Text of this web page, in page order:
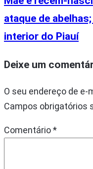
ataque de
interior do Piauí
Deixe um
O seu endereço de e-
Campos obrigatórios
Comentário*